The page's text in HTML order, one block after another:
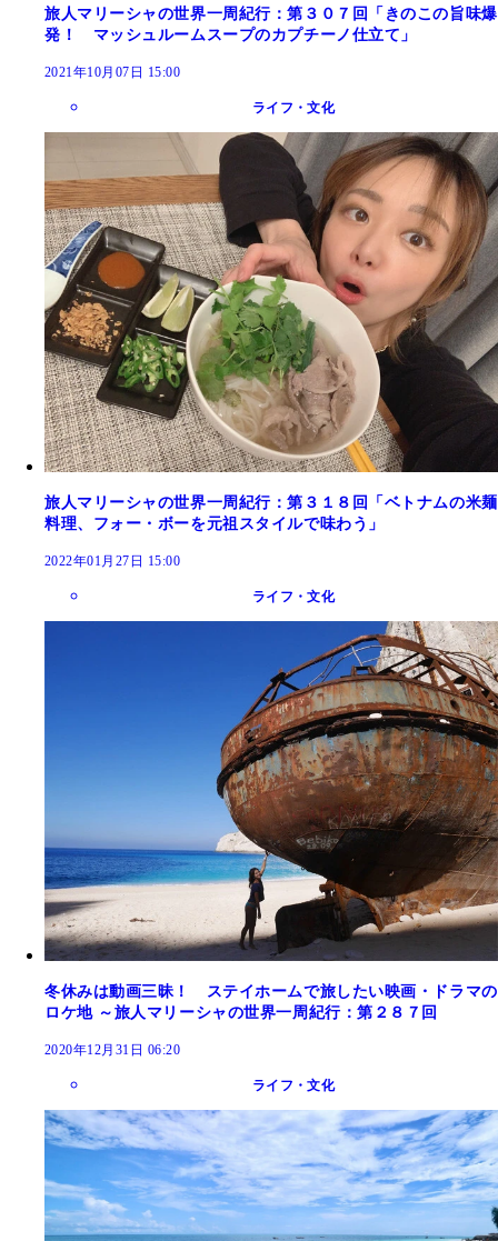
旅人マリーシャの世界一周紀行：第３０７回「きのこの旨味爆
発！ マッシュルームスープのカプチーノ仕立て」
2021年10月07日 15:00
ライフ・文化
旅人マリーシャの世界一周紀行：第３１８回「ベトナムの米麺
料理、フォー・ボーを元祖スタイルで味わう」
2022年01月27日 15:00
ライフ・文化
冬休みは動画三昧！ ステイホームで旅したい映画・ドラマの
ロケ地 ～旅人マリーシャの世界一周紀行：第２８７回
2020年12月31日 06:20
ライフ・文化